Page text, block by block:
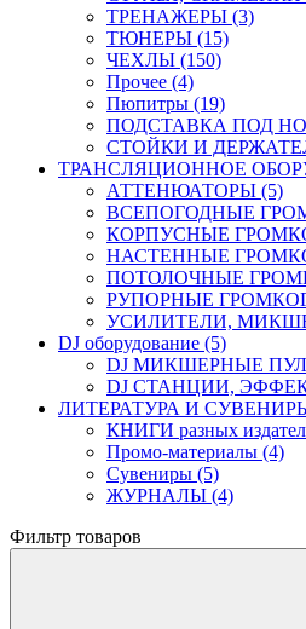
ТРЕНАЖЕРЫ (3)
ТЮНЕРЫ (15)
ЧЕХЛЫ (150)
Прочее (4)
Пюпитры (19)
ПОДСТАВКА ПОД
СТОЙКИ И
ТРАНСЛЯЦИОННОЕ
АТТЕНЮАТОРЫ (5)
ВСЕПОГОДНЫЕ
КОРПУСНЫЕ
НАСТЕННЫЕ
ПОТОЛОЧНЫЕ
РУПОРНЫЕ
УСИЛИТЕЛИ,
DJ оборудование (5)
DJ МИКШЕРНЫЕ
DJ СТАНЦИИ,
ЛИТЕРАТУРА И
КНИГИ разных
Промо-материалы (4)
Сувениры (5)
ЖУРНАЛЫ (4)
Фильтр товаров